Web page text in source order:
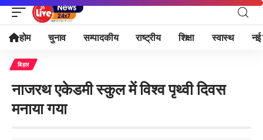
होम चुनाव सम्पादकीय राष्ट्रीय शिक्षा स्वास्थ नई
बिहार
नाजरथ एकेडमी स्कुल में विश्व पृथ्वी दिवस
मनाया गया